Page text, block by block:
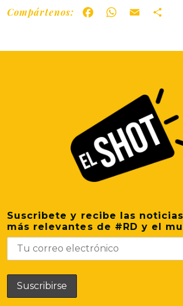
Compártenos: FacebookWhatsApp
Email
Suscribete y recibe las noticias
más relevantes de #RD y el